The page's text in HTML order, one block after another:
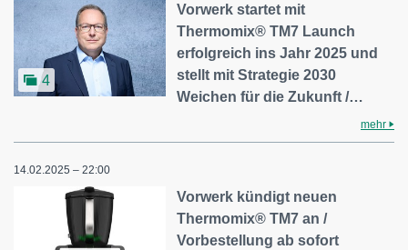
4
Vorwerk startet mit
Thermomix® TM7 Launch
erfolgreich ins Jahr 2025 und
stellt mit Strategie 2030
Weichen für die Zukunft /…
mehr
14.02.2025 – 22:00
Vorwerk kündigt neuen
Thermomix® TM7 an /
Vorbestellung ab sofort